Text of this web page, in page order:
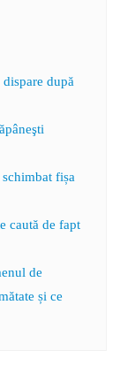
după
fișa
caută de fapt
de
și ce